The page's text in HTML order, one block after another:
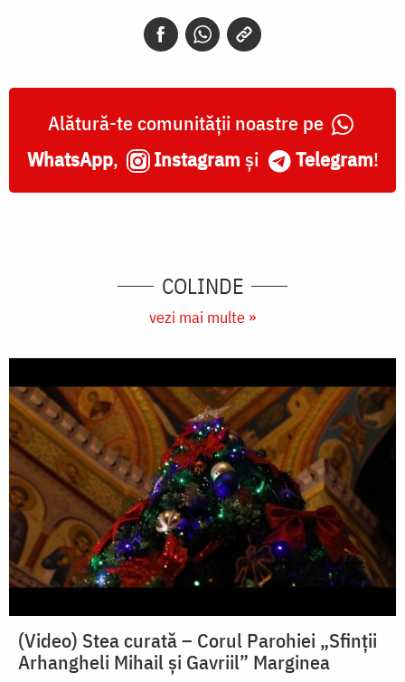
Alătură-te comunității noastre pe
WhatsApp, Instagram și Telegram!
COLINDE
vezi mai multe »
(Video) Stea curată – Corul Parohiei „Sfinții
Arhangheli Mihail și Gavriil” Marginea